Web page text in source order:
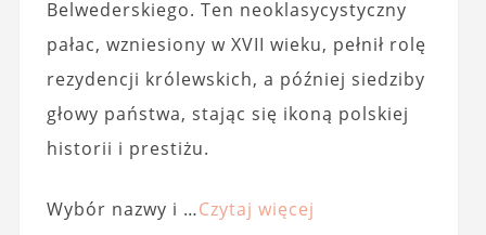
Belwederskiego. Ten neoklasycystyczny
pałac, wzniesiony w XVII wieku, pełnił rolę
rezydencji królewskich, a później siedziby
głowy państwa, stając się ikoną polskiej
historii i prestiżu.
Wybór nazwy i …Czytaj więcej